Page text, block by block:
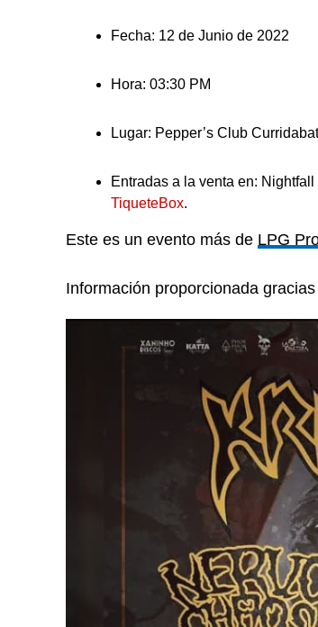
Fecha: 12 de Junio de 2022
Hora: 03:30 PM
Lugar: Pepper’s Club
Entradas a la venta en:
TiqueteBox.
Este es un evento más de LPG
Información proporcionada